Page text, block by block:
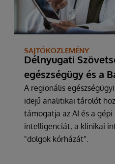
SAJTÓKÖZLEMÉNY
Délnyugati
egészségügy és a
A regionális
idejű analitikai tárolót
támogatja az AI és a
intelligenciát, a klinikai
"dolgok kórházát".